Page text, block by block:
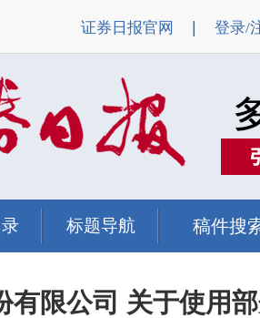
证券日报官网 登录/
标题导航 稿件搜
有限公司 关于使用